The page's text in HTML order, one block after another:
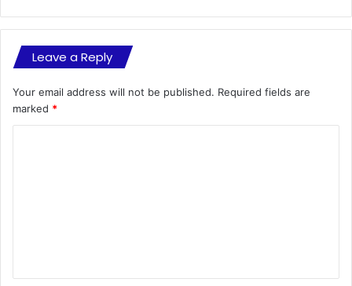
Leave a Reply
Your email address will not be published. Required fields are
marked *
t